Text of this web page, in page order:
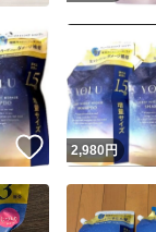
いいね！
2,980 円